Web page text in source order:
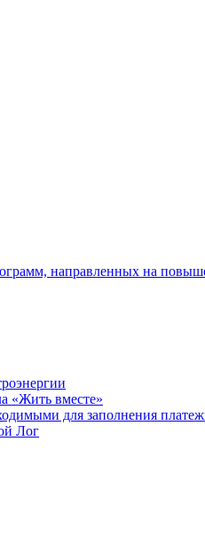
направленных на
«Жить вместе»
для заполнения
Лог